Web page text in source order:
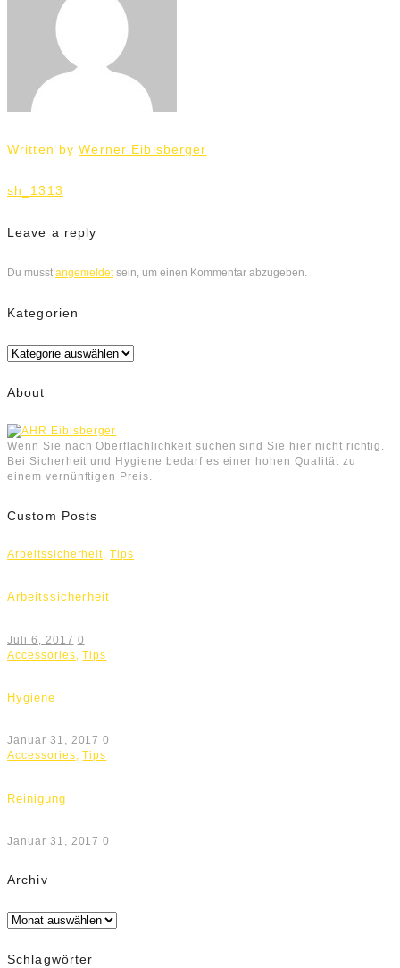
Written byWerner Eibisberger
Beitrags-
Navigation
sh_1313
Leave a reply
Du musst angemeldetsein, um einen Kommentar abzugeben.
Kategorien
Kategorien
About
Wenn Sie nach Oberflächlichkeit suchen sind Sie hier nicht richtig.
Bei Sicherheit und Hygiene bedarf es einer hohen Qualität zu
einem vernünftigen Preis.
Custom Posts
Arbeitssicherheit,Tips
Arbeitssicherheit
Juli 6, 2017 0
Accessories ,Tips
Hygiene
Januar 31, 2017 0
Accessories,Tips
Reinigung
Januar 31, 2017 0
Archiv
Archiv
Schlagwörter